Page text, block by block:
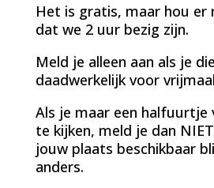
Het is gratis, maar hou er
dat we 2 uur bezig zijn.
Meld je alleen aan als je
daadwerkelijk voor
Als je maar een halfuurtje
te kijken, meld je dan
jouw plaats beschikbaar
anders.